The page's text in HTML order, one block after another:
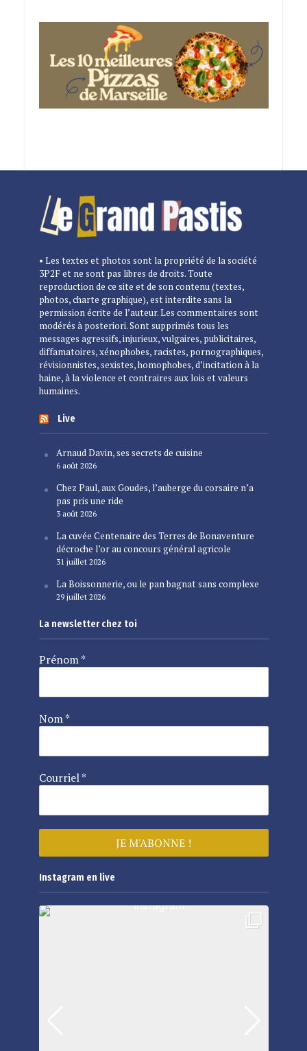
• Les textes et photos sont la propriété de la société
3P2F et ne sont pas libres de droits. Toute
reproduction de ce site et de son contenu (textes,
photos, charte graphique), est interdite sans la
permission écrite de l’auteur. Les commentaires sont
modérés à posteriori. Sont supprimés tous les
messages agressifs, injurieux, vulgaires, publicitaires,
diffamatoires, xénophobes, racistes, pornographiques,
révisionnistes, sexistes, homophobes, d’incitation à la
haine, à la violence et contraires aux lois et valeurs
humaines.
Live
Arnaud Davin, ses secrets de cuisine
6 août 2026
Chez Paul, aux Goudes, l’auberge du corsaire n’a
pas pris une ride
3 août 2026
La cuvée Centenaire des Terres de Bonaventure
décroche l’or au concours général agricole
31 juillet 2026
La Boissonnerie, ou le pan bagnat sans complexe
29 juillet 2026
La newsletter chez toi
Prénom*
Nom*
Courriel*
Instagram en live